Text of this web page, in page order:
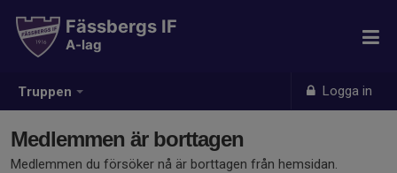
Truppen Logga in
Fässbergs IF
A-lag
Medlemmen är borttagen
Medlemmen du försöker nå är borttagen från hemsidan.